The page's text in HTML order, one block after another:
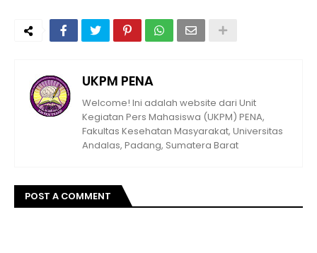
UKPM PENA
Welcome! Ini adalah website dari Unit
Kegiatan Pers Mahasiswa (UKPM) PENA,
Fakultas Kesehatan Masyarakat, Universitas
Andalas, Padang, Sumatera Barat
POST A COMMENT